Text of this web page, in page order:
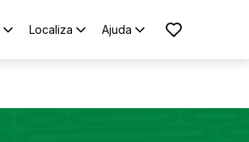
Localiza Ajuda